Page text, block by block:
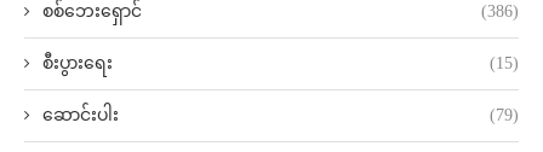
စစ်ဘေးရှောင် (386)
စီးပွားရေး (15)
ဆောင်းပါး (79)